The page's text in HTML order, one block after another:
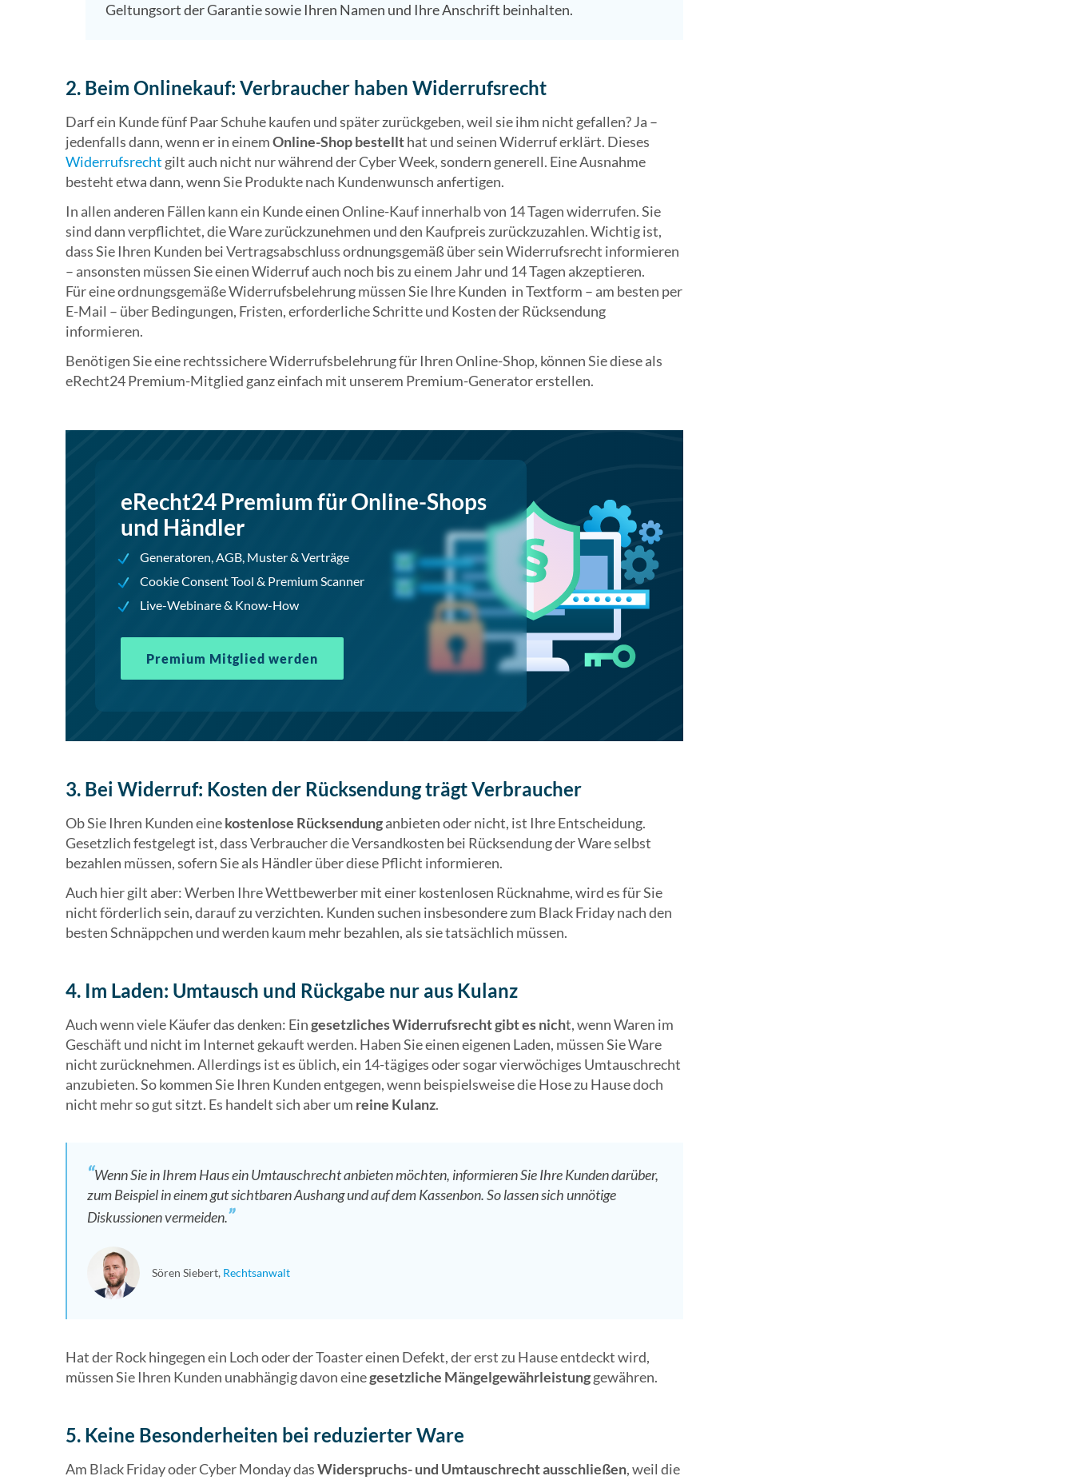
Geltungsort der Garantie sowie Ihren Namen und Ihre Anschrift beinhalten.
2. Beim Onlinekauf: Verbraucher haben Widerrufsrecht
Darf ein Kunde fünf Paar Schuhe kaufen und später zurückgeben, weil sie ihm nicht gefallen? Ja –
jedenfalls dann, wenn er in einemOnline-Shop bestellthat und seinen Widerruf erklärt. Dieses
Widerrufsrecht gilt auch nicht nur während der Cyber Week, sondern generell. Eine Ausnahme
besteht etwa dann, wenn Sie Produkte nach Kundenwunsch anfertigen.
In allen anderen Fällen kann ein Kunde einen Online-Kauf innerhalb von 14 Tagen widerrufen. Sie
sind dann verpflichtet, die Ware zurückzunehmen und den Kaufpreis zurückzuzahlen. Wichtig ist,
dass Sie Ihren Kunden bei Vertragsabschluss ordnungsgemäß über sein Widerrufsrecht informieren
– ansonsten müssen Sie einen Widerruf auch noch bis zu einem Jahr und 14 Tagen akzeptieren.
Für eine ordnungsgemäße Widerrufsbelehrung müssen Sie Ihre Kunden in Textform – am besten per
E-Mail – über Bedingungen, Fristen, erforderliche Schritte und Kosten der Rücksendung
informieren.
Benötigen Sie eine rechtssichere Widerrufsbelehrung für Ihren Online-Shop, können Sie diese als
eRecht24 Premium-Mitglied ganz einfach mit unserem Premium-Generator erstellen.
eRecht24 Premium für Online-Shops
und Händler
Generatoren, AGB, Muster & Verträge
Cookie Consent Tool & Premium Scanner
Live-Webinare & Know-How
Premium Mitglied werden
3. Bei Widerruf: Kosten der Rücksendung trägt Verbraucher
Ob Sie Ihren Kunden einekostenlose Rücksendunganbieten oder nicht, ist Ihre Entscheidung.
Gesetzlich festgelegt ist, dass Verbraucher die Versandkosten bei Rücksendung der Ware selbst
bezahlen müssen, sofern Sie als Händler über diese Pflicht informieren.
Auch hier gilt aber: Werben Ihre Wettbewerber mit einer kostenlosen Rücknahme, wird es für Sie
nicht förderlich sein, darauf zu verzichten. Kunden suchen insbesondere zum Black Friday nach den
besten Schnäppchen und werden kaum mehr bezahlen, als sie tatsächlich müssen.
4. Im Laden: Umtausch und Rückgabe nur aus Kulanz
Auch wenn viele Käufer das denken: Eingesetzliches Widerrufsrecht gibt es nicht, wenn Waren im
Geschäft und nicht im Internet gekauft werden. Haben Sie einen eigenen Laden, müssen Sie Ware
nicht zurücknehmen. Allerdings ist es üblich, ein 14-tägiges oder sogar vierwöchiges Umtauschrecht
anzubieten. So kommen Sie Ihren Kunden entgegen, wenn beispielsweise die Hose zu Hause doch
nicht mehr so gut sitzt. Es handelt sich aber um reine Kulanz.
Wenn Sie in Ihrem Haus ein Umtauschrecht anbieten möchten, informieren Sie Ihre Kunden darüber,
zum Beispiel in einem gut sichtbaren Aushang und auf dem Kassenbon. So lassen sich unnötige
Diskussionen vermeiden.
Sören Siebert Rechtsanwalt
Hat der Rock hingegen ein Loch oder der Toaster einen Defekt, der erst zu Hause entdeckt wird,
müssen Sie Ihren Kunden unabhängig davon einegesetzliche Mängelgewährleistunggewähren.
5. Keine Besonderheiten bei reduzierter Ware
Am Black Friday oder Cyber Monday dasWiderspruchs- und Umtauschrecht ausschließen, weil die